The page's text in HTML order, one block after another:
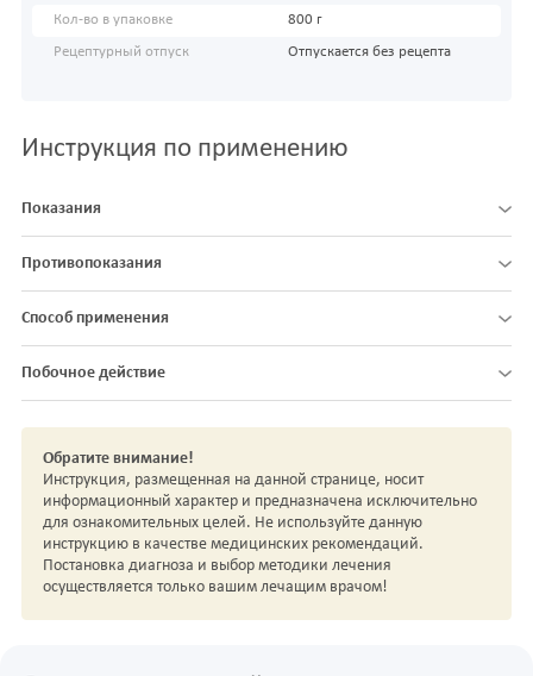
Кол-во в упаковке 800 г
Рецептурный отпуск Отпускается без рецепта
Инструкция по применению
Показания
Противопоказания
Способ применения
Побочное действие
Обратите внимание!
Инструкция, размещенная на данной странице, носит
информационный характер и предназначена исключительно
для ознакомительных целей. Не используйте данную
инструкцию в качестве медицинских рекомендаций.
Постановка диагноза и выбор методики лечения
осуществляется только вашим лечащим врачом!